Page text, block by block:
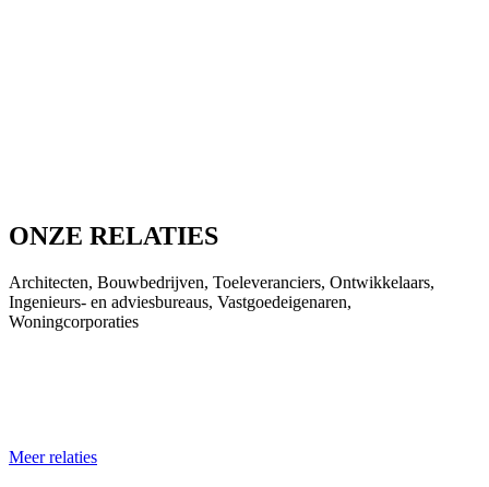
ONZE RELATIES
Architecten, Bouwbedrijven, Toeleveranciers, Ontwikkelaars,
Ingenieurs- en adviesbureaus, Vastgoedeigenaren,
Woningcorporaties
Meer relaties